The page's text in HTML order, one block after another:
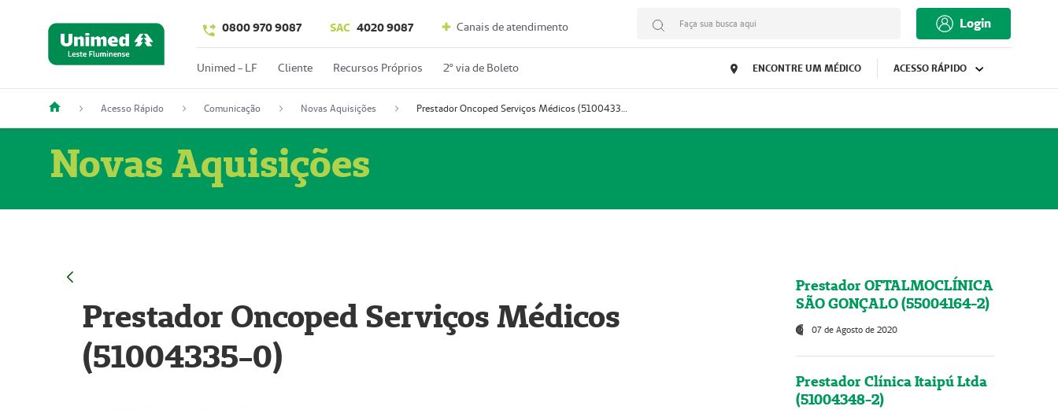
0800 970 9087 SAC 4020 9087 Canais de atendimento Faça sua busca aqui Login
Unimed - LF Cliente Recursos Próprios 2º via de Boleto ENCONTRE UM MÉDICO ACESSO RÁPIDO
Acesso Rápido Comunicação Novas Aquisições Prestador Oncoped Serviços Médicos (51004335-0)
Novas Aquisições
Prestador Oncoped Serviços Médicos
(51004335-0)
Prestador OFTALMOCLÍNICA
SÃO GONÇALO (55004164-2)
07 de Agosto de 2020
Prestador Clínica Itaipú Ltda
(51004348-2)